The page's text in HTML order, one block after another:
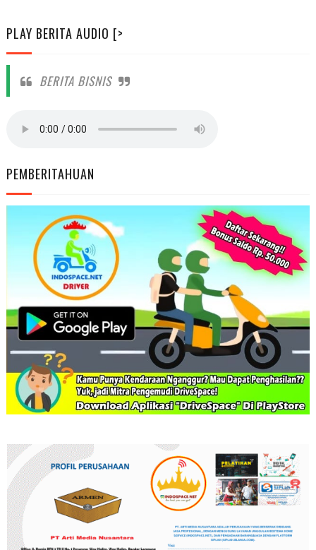
PLAY BERITA AUDIO [>
BERITA BISNIS
PEMBERITAHUAN